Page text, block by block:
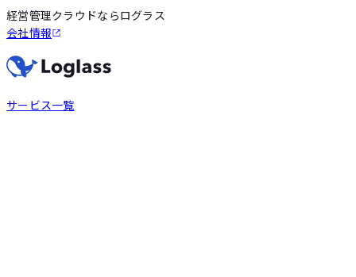
経営管理クラウドならログラス
会社情報
サービス一覧